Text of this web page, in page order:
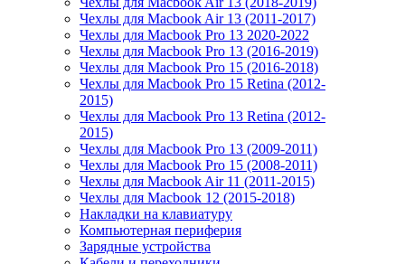
Чехлы для Macbook Air 13 (2011-2017)
Чехлы для Macbook Pro 13 2020-2022
Чехлы для Macbook Pro 13 (2016-2019)
Чехлы для Macbook Pro 15 (2016-2018)
Чехлы для Macbook Pro 15 Retina (2012-
2015)
Чехлы для Macbook Pro 13 Retina (2012-
2015)
Чехлы для Macbook Pro 13 (2009-2011)
Чехлы для Macbook Pro 15 (2008-2011)
Чехлы для Macbook Air 11 (2011-2015)
Чехлы для Macbook 12 (2015-2018)
Накладки на клавиатуру
Компьютерная периферия
Зарядные устройства